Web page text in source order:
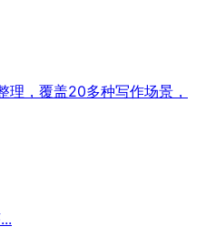
理，覆盖20多种写作场景，